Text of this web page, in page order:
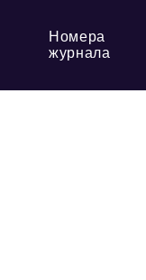
Номера
журнала